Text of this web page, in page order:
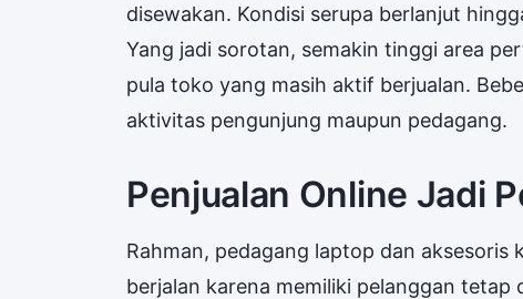
disewakan. Kondisi serupa berlanjut
Yang jadi sorotan, semakin tinggi area
pula toko yang masih aktif berjualan.
aktivitas pengunjung maupun pedagang.
Penjualan Online Jadi
Rahman, pedagang laptop dan aksesoris
berjalan karena memiliki pelanggan tetap